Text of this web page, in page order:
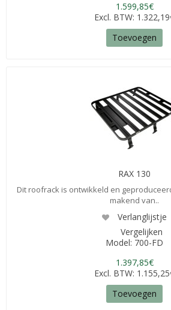
1.599,85€
Excl. BTW:
Toevoegen
RAX 130
Dit roofrack is ontwikkeld en
makend van..
Verlanglijstje
Vergelijken
Model: 700-FD
1.397,85€
Excl. BTW:
Toevoegen